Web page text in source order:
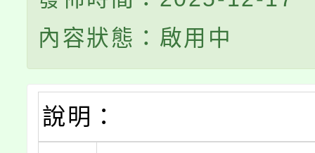
內容狀態：啟用中
說明：